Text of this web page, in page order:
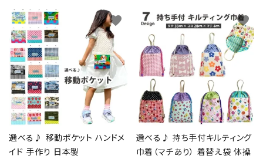
選べる♪ 移動ポケット ハンドメ
イド 手作り 日本製
favorite
選べる♪ 持ち手付キルティング
巾着（マチあり） 着替え袋 体操
favorite